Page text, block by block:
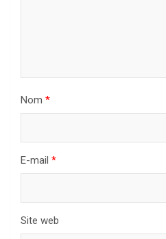
Nom *
E-mail *
Site web